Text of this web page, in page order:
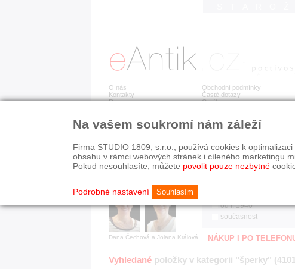
O nás
Kontakty
Recenze
Obchodní podmínky
Časté dotazy
Ceník
Jsme prověřená firma
Zákazníci u nás oceňují:
■ odborné zázemí
■ bezpečné prostředí
Dana Čechová a Jolana Králová
RYCHLÉ HLEDÁNÍ
HISTORICKÉ OBDOBÍ
všechno
před r. 1800
od r. 1940
současnost
NÁKUP I PO
Vyhledané položky v kategorii "šperky"
Na vašem soukromí nám záleží
Firma STUDIO 1809, s.r.o., používá cookies k
obsahu v rámci webových stránek i cíleného marketingu
Pokud nesouhlasíte, můžete povolit pouze nezbytné
Podrobné nastavení Souhlasím